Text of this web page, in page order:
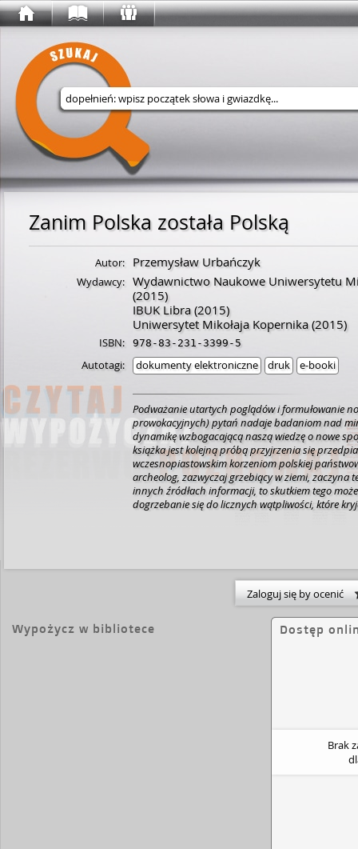
Wyszukaj w serwisie
Zanim Polska została Polską
Autor: Przemysław Urbańczyk
Wydawcy: Wydawnictwo Naukowe Uniwersytetu
(2015)
IBUK Libra(2015)
Uniwersytet Mikołaja Kopernika(2015)
ISBN: 978-83-231-3399-5
Autotagi: dokumenty elektroniczne druk e-booki
Podważanie utartych poglądów i formułowanie
prowokacyjnych) pytań nadaje badaniom nad
dynamikę wzbogacającą naszą wiedzę o nowe
książka jest kolejną próbą przyjrzenia się
wczesnopiastowskim korzeniom polskiej
archeolog, zazwyczaj grzebiący w ziemi, zaczyna
innych źródłach informacji, to skutkiem tego
dogrzebanie się do licznych wątpliwości, które
czytelników do przemyślenia własnych poglądów,
bezkrytycznej akceptacji przedstawionych
podważają mocno już zmitologizowane wizje
najlepszym recenzentem!
Zaloguj się by ocenić
Wypożycz w bibliotece Dostęp
Brak